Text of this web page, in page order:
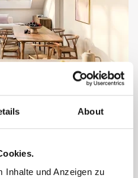
About
Inhalte und Anzeigen zu